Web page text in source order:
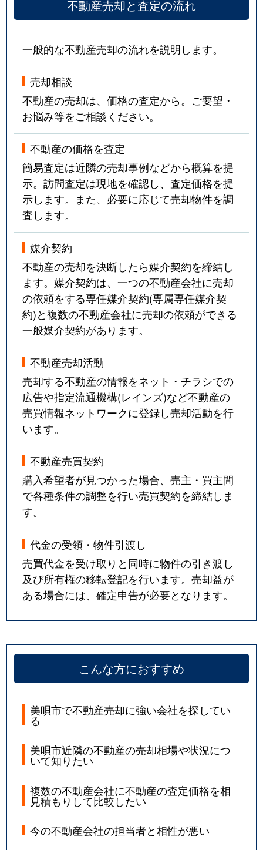
不動産売却と査定の流れ
一般的な不動産売却の流れを説明します。
売却相談
不動産の売却は、価格の査定から。ご要望・
お悩み等をご相談ください。
不動産の価格を査定
簡易査定は近隣の売却事例などから概算を提
示。訪問査定は現地を確認し、査定価格を提
示します。また、必要に応じて売却物件を調
査します。
媒介契約
不動産の売却を決断したら媒介契約を締結し
ます。媒介契約は、一つの不動産会社に売却
の依頼をする専任媒介契約(専属専任媒介契
約)と複数の不動産会社に売却の依頼ができる
一般媒介契約があります。
不動産売却活動
売却する不動産の情報をネット・チラシでの
広告や指定流通機構(レインズ)など不動産の
売買情報ネットワークに登録し売却活動を行
います。
不動産売買契約
購入希望者が見つかった場合、売主・買主間
で各種条件の調整を行い売買契約を締結しま
す。
代金の受領・物件引渡し
売買代金を受け取りと同時に物件の引き渡し
及び所有権の移転登記を行います。売却益が
ある場合には、確定申告が必要となります。
こんな方におすすめ
美唄市で不動産売却に強い会社を探してい
る
美唄市近隣の不動産の売却相場や状況につ
いて知りたい
複数の不動産会社に不動産の査定価格を相
見積もりして比較したい
今の不動産会社の担当者と相性が悪い